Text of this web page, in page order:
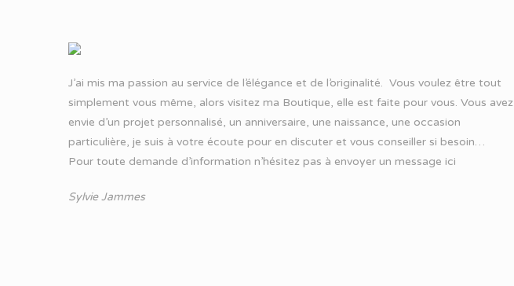
J’ai mis ma passion au service de l’élégance et de l’originalité. Vous voulez être tout
simplement vous même, alors visitez ma Boutique, elle est faite pour vous. Vous avez
envie d’un projet personnalisé, un anniversaire, une naissance, une occasion
particulière, je suis à votre écoute pour en discuter et vous conseiller si besoin…
Pour toute demande d’information n’hésitez pas à envoyer un message ici
Sylvie Jammes